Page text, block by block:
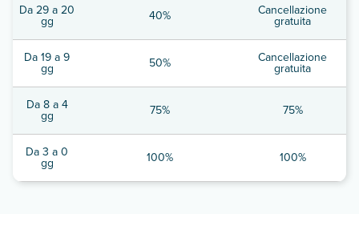
Da 29 a 20
gg 40% Cancellazione
gratuita
Da 19 a 9
gg 50% Cancellazione
gratuita
Da 8 a 4
gg 75% 75%
Da 3 a 0
gg 100% 100%